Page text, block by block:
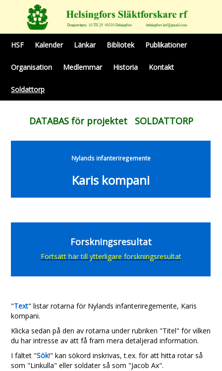
HSF Kalender Länkar Bibliotek Publikationer
Organisation Medlemmar Historia Kontakt
Soldattorp
DATABAS för projektet SOLDATTORP
Nylands infanteriregemente
Karis kompani
Forskningsresultat
Fortsätt här till ytterligare forskningsresultat
"Text" listar rotarna för Nylands infanteriregemente, Karis
kompani.
Klicka sedan på den av rotarna under rubriken "Titel" för vilken
du har intresse av att få fram mera detaljerad information.
I fältet "Sök!" kan sökord inskrivas, t.ex. för att hitta rotar så
som "Linkulla" eller soldater så som "Jacob Ax".